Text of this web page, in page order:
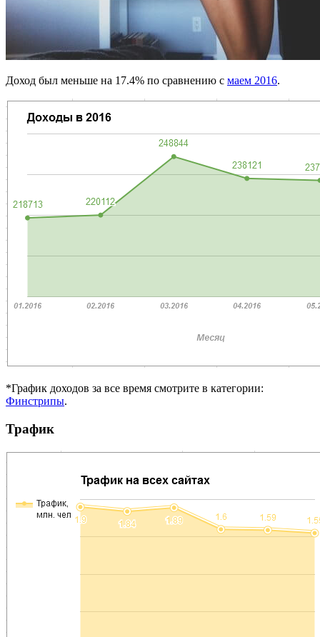
Доход был меньше на 17.4% по сравнению с маем 2016.
*График доходов за все время смотрите в категории:
Финстрипы.
Трафик